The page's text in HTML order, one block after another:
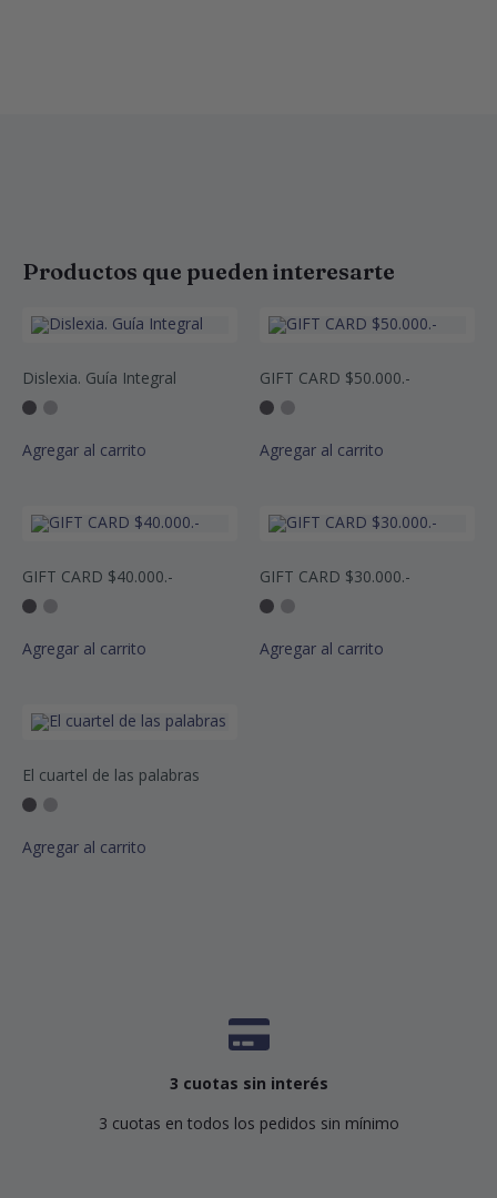
Productos que pueden interesarte
Dislexia. Guía Integral
Agregar al carrito
GIFT CARD $50.000.-
Agregar al carrito
GIFT CARD $40.000.-
Agregar al carrito
GIFT CARD $30.000.-
Agregar al carrito
El cuartel de las palabras
Agregar al carrito
3 cuotas sin interés
3 cuotas en todos los pedidos sin mínimo